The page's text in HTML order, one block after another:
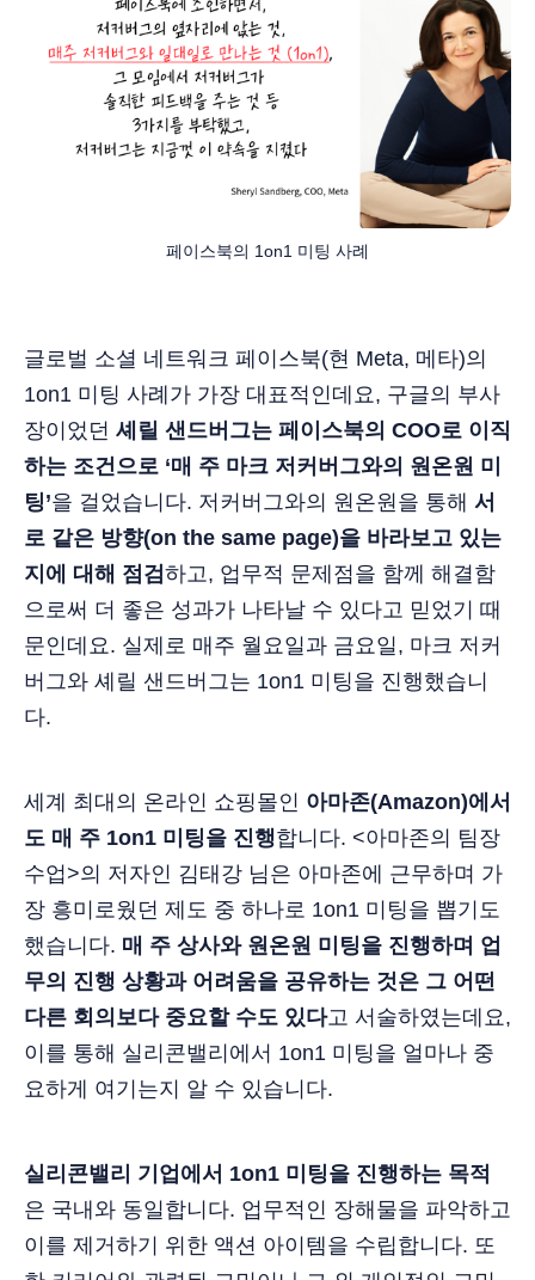
페이스북의 1on1 미팅 사례
글로벌 소셜 네트워크 페이스북(현 Meta, 메타)의
1on1 미팅 사례가 가장 대표적인데요, 구글의 부사
장이었던 셰릴 샌드버그는 페이스북의 COO로 이직
하는 조건으로 ‘매 주 마크 저커버그와의 원온원 미
팅’을 걸었습니다. 저커버그와의 원온원을 통해 서
로 같은 방향(on the same page)을 바라보고 있는
지에 대해 점검 하고, 업무적 문제점을 함께 해결함
으로써 더 좋은 성과가 나타날 수 있다고 믿었기 때
문인데요. 실제로 매주 월요일과 금요일, 마크 저커
버그와 셰릴 샌드버그는 1on1 미팅을 진행했습니
다.
세계 최대의 온라인 쇼핑몰인 아마존(Amazon)에서
도 매 주 1on1 미팅을 진행합니다. <아마존의 팀장
수업>의 저자인 김태강 님은 아마존에 근무하며 가
장 흥미로웠던 제도 중 하나로 1on1 미팅을 뽑기도
했습니다. 매 주 상사와 원온원 미팅을 진행하며 업
무의 진행 상황과 어려움을 공유하는 것은 그 어떤
다른 회의보다 중요할 수도 있다고 서술하였는데요,
이를 통해 실리콘밸리에서 1on1 미팅을 얼마나 중
요하게 여기는지 알 수 있습니다.
실리콘밸리 기업에서 1on1 미팅을 진행하는 목적
은 국내와 동일합니다. 업무적인 장해물을 파악하고
이를 제거하기 위한 액션 아이템을 수립합니다. 또